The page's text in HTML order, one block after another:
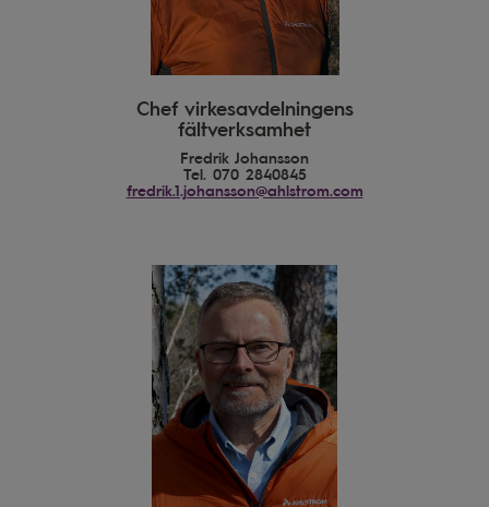
Chef virkesavdelningens
fältverksamhet
Fredrik Johansson
Tel. 070 2840845
fredrik.1.johansson@ahlstrom.com